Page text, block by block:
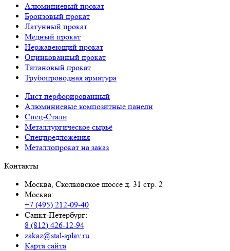
Алюминиевый прокат
Бронзовый прокат
Латунный прокат
Медный прокат
Нержавеющий прокат
Оцинкованный прокат
Титановый прокат
Трубопроводная арматура
Лист перфорированный
Алюминиевые композитные панели
Спец-Стали
Металлургическое сырьё
Спецпредложения
Металлопрокат на заказ
Контакты
Москва, Сколковское шоссе д. 31 стр. 2
Москва:
+7 (495) 212-09-40
Санкт-Петербург:
8 (812) 426-12-94
zakaz@stal-splav.ru
Карта сайта